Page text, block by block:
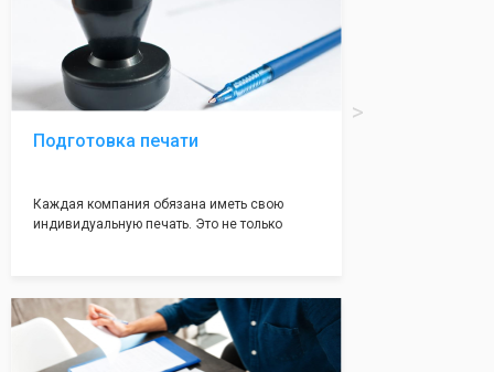
подаче документов на регистрацию.
Подготовка печати
Каждая компания обязана иметь свою
индивидуальную печать. Это не только
вам поможем с помощью изготовления
печати по индивидуальному эскизу, который
Вы выберете сами из нашего каталога.